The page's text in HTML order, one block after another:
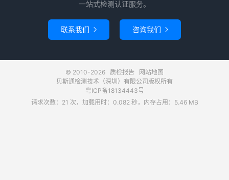
一站式检测认证服务。
联系我们  咨询我们 
© 2010-2026 质检报告
网站地图
贝斯通检测技术（深圳）有限公司版权所有
粤ICP备18134443号
请求次数：21 次，加载用时：0.082 秒，内存占用：5.46 MB